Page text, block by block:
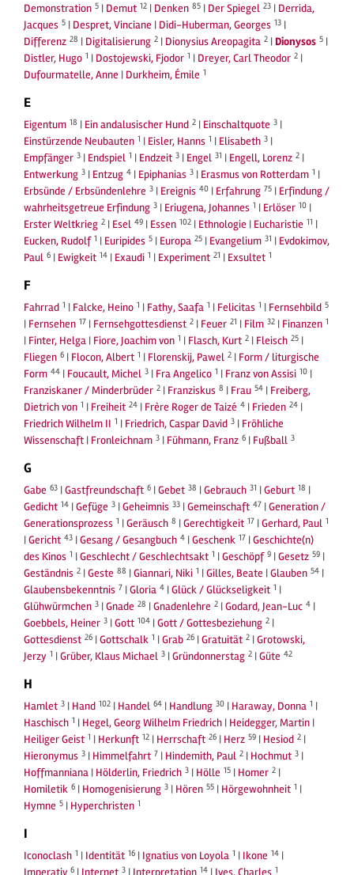
Demonstration 5 | Demut 12 | Denken 85 | Der Spiegel 23 | Derrida,
Jacques 5 | Despret, Vinciane | Didi-Huberman, Georges 13 |
Differenz 28 | Digitalisierung 2 | Dionysius Areopagita 2 |Dionysos 5 |
Distler, Hugo 1 | Dostojewski, Fjodor 1 | Dreyer, Carl Theodor 2 |
Dufourmatelle, Anne | Durkheim, Émile 1
E
Eigentum 18 | Ein andalusischer Hund 2 | Einschaltquote 3 |
Einstürzende Neubauten 1 | Eisler, Hanns 1 | Elisabeth 3 |
Empfänger 3 | Endspiel 1 | Endzeit 3 | Engel 31 | Engell, Lorenz 2 |
Entwerkung 3 | Entzug 4 | Epiphanias 3 | Erasmus von Rotterdam 1 |
Erbsünde / Erbsündenlehre 3 | Ereignis 40 | Erfahrung 75 | Erfindung /
wahrheitsgetreue Erfindung 3 | Eriugena, Johannes 1 | Erlöser 10 |
Erster Weltkrieg 2 | Esel 49 | Essen 102 | Ethnologie | Eucharistie 11 |
Eucken, Rudolf 1 | Euripides 5 | Europa 25 | Evangelium 31 | Evdokimov,
Paul 6 | Ewigkeit 14 | Exaudi 1 | Experiment 21 | Exsultet 1
F
Fahrrad 1 | Falcke, Heino 1 | Fathy, Saafa 1 | Felicitas 1 | Fernsehbild 5
| Fernsehen 17 | Fernsehgottesdienst 2 | Feuer 21 | Film 32 | Finanzen 1
| Finter, Helga | Fiore, Joachim von 1 | Flasch, Kurt 2 | Fleisch 25 |
Fliegen 6 | Flocon, Albert 1 | Florenskij, Pawel 2 | Form / liturgische
Form 44 | Foucault, Michel 3 | Fra Angelico 1 | Franz von Assisi 10 |
Franziskaner / Minderbrüder 2 | Franziskus 8 | Frau 54 | Freiberg,
Dietrich von 1 | Freiheit 24 | Frère Roger de Taizé 4 | Frieden 24 |
Friedrich Wilhelm II 1 | Friedrich, Caspar David 3 | Fröhliche
Wissenschaft | Fronleichnam 3 | Fühmann, Franz 6 | Fußball 3
G
Gabe 63 |Gastfreundschaft 6 |Gebet 38 |Gebrauch 31 |Geburt 18 |
Gedicht 14 |Gefüge 3 |Geheimnis 33 |Gemeinschaft 47 |Generation /
Generationsprozess 1 |Geräusch 8 |Gerechtigkeit 17 |Gerhard, Paul 1
|Gericht 43 |Gesang / Gesangbuch 4 |Geschenk 17 |Geschichte(n)
des Kinos 1 |Geschlecht / Geschlechtsakt 1 |Geschöpf 9 |Gesetz 59 |
Geständnis 2 |Geste 88 |Giannari, Niki 1 |Gilles, Beate |Glauben 54 |
Glaubensbekenntnis 7 |Gloria 4 |Glück / Glückseligkeit 1 |
Glühwürmchen 3 |Gnade 28 |Gnadenlehre 2 |Godard, Jean-Luc 4 |
Goebbels, Heiner 3 |Gott 104 |Gott / Gottesbeziehung 2 |
Gottesdienst 26 |Gottschalk 1 |Grab 26 |Gratuität 2 |Grotowski,
Jerzy 1 |Grüber, Klaus Michael 3 |Gründonnerstag 2 |Güte 42
H
Hamlet 3 | Hand 102 | Handel 64 | Handlung 30 | Haraway, Donna 1 |
Haschisch 1 | Hegel, Georg Wilhelm Friedrich | Heidegger, Martin |
Heiliger Geist 1 | Herkunft 12 | Herrschaft 26 | Herz 59 | Hesiod 2 |
Hieronymus 3 | Himmelfahrt 7 | Hindemith, Paul 2 | Hochmut 3 |
Hoffmanniana | Hölderlin, Friedrich 3 | Hölle 15 | Homer 2 |
Homiletik 6 | Homogenisierung 3 | Hören 55 | Hörgewohnheit 1 |
Hymne 5 | Hyperchristen 1
I
Iconoclash 1 | Identität 16 | Ignatius von Loyola 1 | Ikone 14 |
Imperativ 6 | Internet 3 | Interpretation 14 | Ives, Charles 1